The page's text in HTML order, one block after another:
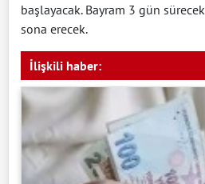
başlayacak. Bayram 3 gün
sona erecek.
İlişkili haber: